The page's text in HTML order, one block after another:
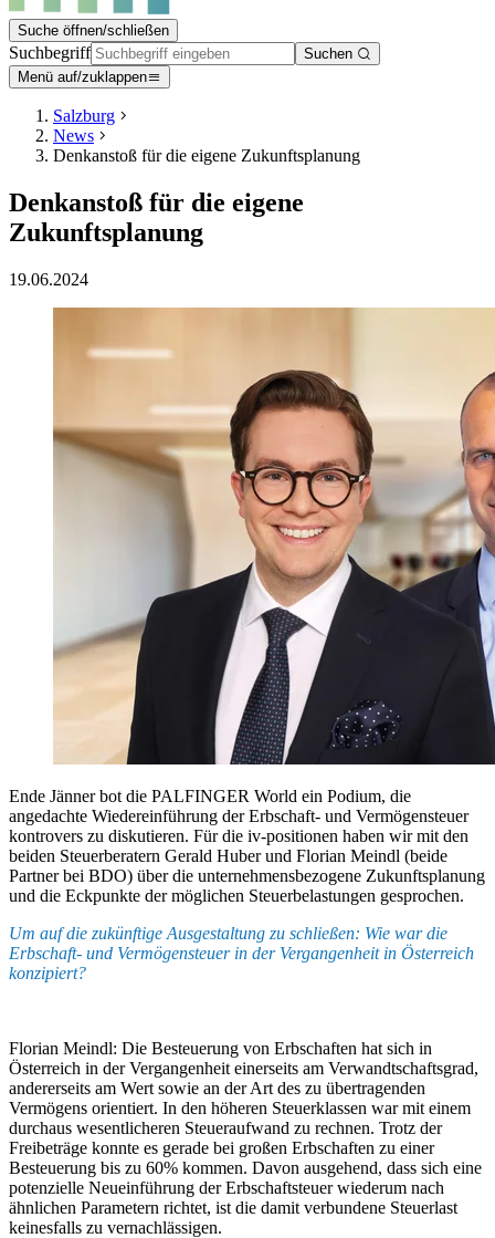
Suche öffnen/schließen
Suchbegriff
Suchen
Menü auf/zuklappen
Salzburg
News
Denkanstoß für die eigene Zukunftsplanung
Denkanstoß für die eigene
Zukunftsplanung
19.06.2024
Ende Jänner bot die PALFINGER World ein Podium, die
angedachte Wiedereinführung der Erbschaft- und Vermögensteuer
kontrovers zu diskutieren. Für die iv-positionen haben wir mit den
beiden Steuerberatern Gerald Huber und Florian Meindl (beide
Partner bei BDO) über die unternehmensbezogene Zukunftsplanung
und die Eckpunkte der möglichen Steuerbelastungen gesprochen.
Um auf die zukünftige Ausgestaltung zu schließen: Wie war die
Erbschaft- und Vermögensteuer in der Vergangenheit in Österreich
konzipiert?
Florian Meindl: Die Besteuerung von Erbschaften hat sich in
Österreich in der Vergangenheit einerseits am Verwandtschaftsgrad,
andererseits am Wert sowie an der Art des zu übertragenden
Vermögens orientiert. In den höheren Steuerklassen war mit einem
durchaus wesentlicheren Steueraufwand zu rechnen. Trotz der
Freibeträge konnte es gerade bei großen Erbschaften zu einer
Besteuerung bis zu 60% kommen. Davon ausgehend, dass sich eine
potenzielle Neueinführung der Erbschaftsteuer wiederum nach
ähnlichen Parametern richtet, ist die damit verbundene Steuerlast
keinesfalls zu vernachlässigen.